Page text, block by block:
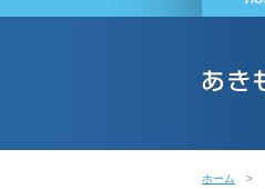
ホーム